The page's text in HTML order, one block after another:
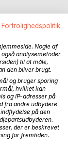
i Sverige.
i skoven?
en teske?
ræv, farmors
serie om Alva
Fortrolighedspolitik
Nogle af
analysemetoder
til at måle,
den bliver brugt.
og bruger sporing
hvilket kan
og IP-adresser på
fra andre udbydere
på den
der er beskrevet
for fremtiden.